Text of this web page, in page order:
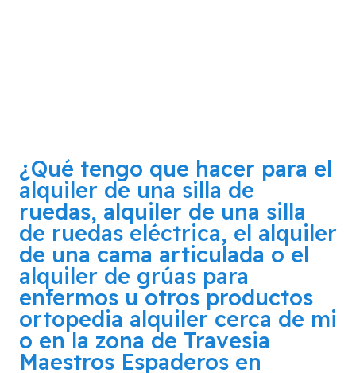
¿Qué tengo que hacer para el
alquiler de una silla de
ruedas, alquiler de una silla
de ruedas eléctrica, el alquiler
de una cama articulada o el
alquiler de grúas para
enfermos u otros productos
ortopedia alquiler cerca de mi
o en la zona de Travesia
Maestros Espaderos en